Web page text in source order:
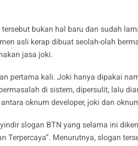
bukan hal baru dan sudah
asli kerap dibuat seolah-olah
jasa joki.
pertama kali. Joki hanya dipakai
di sistem, dipersulit, lalu
oknum developer, joki dan
slogan BTN yang selama ini
Terpercaya”. Menurutnya, slogan